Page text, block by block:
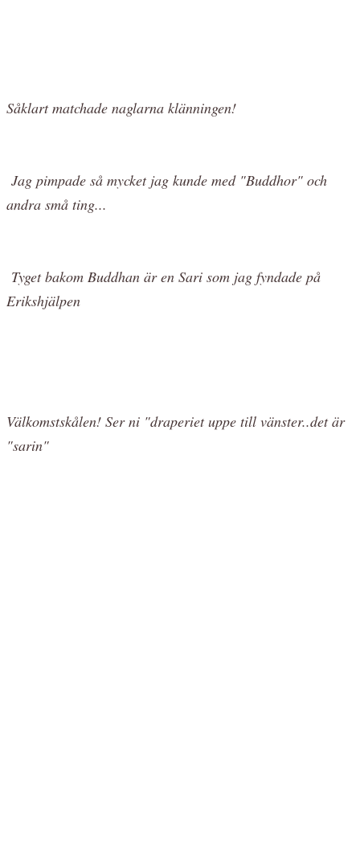
Såklart matchade naglarna klänningen!
Jag pimpade så mycket jag kunde med "Buddhor" och
andra små ting...
Tyget bakom Buddhan är en Sari som jag fyndade på
Erikshjälpen
Välkomstskålen! Ser ni "draperiet uppe till vänster..det är
"sarin"